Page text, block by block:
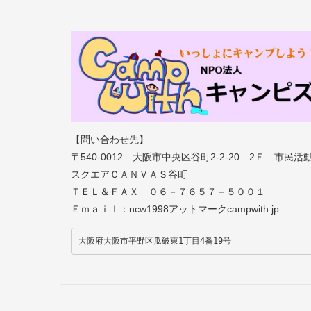
【問い合わせ先】
〒540-0012 大阪市中央区谷町2-2-20 2Ｆ 市民活
スクエアＣＡＮＶＡＳ谷町
ＴＥＬ＆ＦＡＸ ０６－７６５７－５００１
Ｅｍａｉｌ：ncw1998アットマークcampwith.jp
大阪府大阪市平野区瓜破東1丁目4番19号